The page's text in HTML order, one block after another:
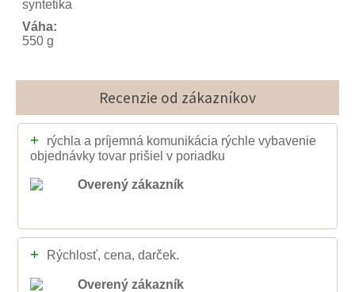
syntetika
Váha:
550 g
Recenzie od zákazníkov
+
rýchla a príjemná komunikácia rýchle vybavenie
objednávky tovar prišiel v poriadku
Overený zákazník
+ Rýchlosť, cena, darček.
Overený zákazník